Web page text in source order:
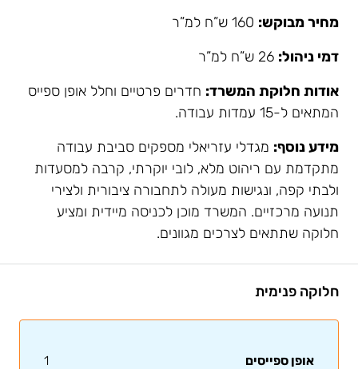
מחיר מבוקש:
דמי ניהול:
אודות חלוקת המשרד: חדרים פרטיים וחלל אופן ספייס
המתאים ל-15 עמדות עבודה.
מידע נוסף: מגדלי עזריאלי מספקים סביבת עבודה
מתקדמת עם ריהוט מלא, לובי יוקרתי, קרבה למסעדות
ולבתי קפה, ונגישות מעולה לתחבורה ציבורית ולצירי
תנועה מרכזיים. המשרד מוכן לכניסה מיידית ומציע
חלוקה שתתאים לצרכים מגוונים.
חלוקה פנימית
אופן ספייסים 1